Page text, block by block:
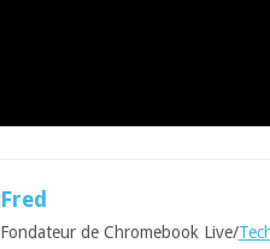
Fred
Fondateur de Chromebook Live/